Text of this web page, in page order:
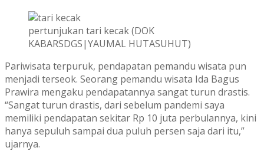
pertunjukan tari kecak (DOK
KABARSDGS|YAUMAL HUTASUHUT)
Pariwisata terpuruk, pendapatan pemandu wisata pun
menjadi terseok. Seorang pemandu wisata Ida Bagus
Prawira mengaku pendapatannya sangat turun drastis.
“Sangat turun drastis, dari sebelum pandemi saya
memiliki pendapatan sekitar Rp 10 juta perbulannya, kini
hanya sepuluh sampai dua puluh persen saja dari itu,”
ujarnya.